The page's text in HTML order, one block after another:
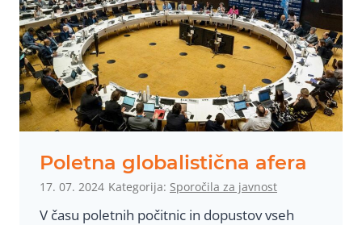
Poletna globalistična afera
17. 07. 2024 Kategorija: Sporočila za javnost
V času poletnih počitnic in dopustov vseh